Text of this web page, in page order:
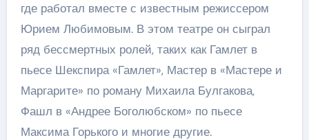
где работал вместе с известным режиссером
Юрием Любимовым. В этом театре он сыграл
ряд бессмертных ролей, таких как Гамлет в
пьесе Шекспира «Гамлет», Мастер в «Мастере и
Маргарите» по роману Михаила Булгакова,
Фашл в «Андрее Боголюбском» по пьесе
Максима Горького и многие другие.